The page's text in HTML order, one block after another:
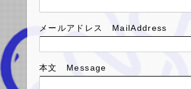
メールアドレス MailAddress
本文 Message